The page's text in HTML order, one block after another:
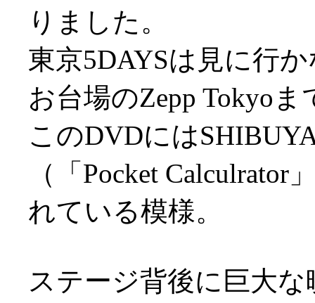
りました。
東京5DAYSは見に行
お台場のZepp Tokyo
このDVDには
（「Pocket
れている模様。
ステージ背後に巨大